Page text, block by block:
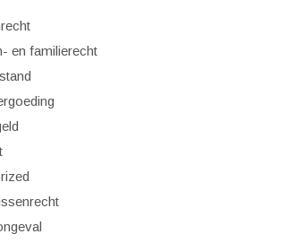
en familierecht